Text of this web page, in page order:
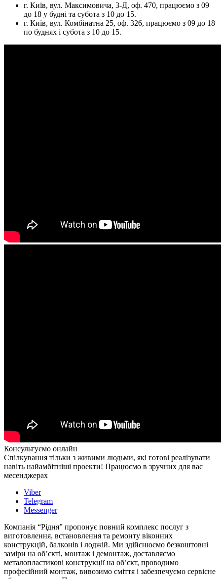
г. Київ, вул. Максимовича, 3-Д, оф. 470, працюємо з 09
до 18 у будні та субота з 10 до 15.
г. Київ, вул. Комбінатна 25, оф. 326, працюємо з 09 до 18
по буднях і субота з 10 до 15.
Консультуємо онлайн
Спілкування тільки з живими людьми, які готові реалізувати
навіть найамбітніші проекти! Працюємо в зручних для вас
месенджерах
Viber
Telegram
Messenger
Компанія “Рідня” пропонує повний комплекс послуг з
виготовлення, встановлення та ремонту віконних
конструкцій, балконів і лоджій. Ми здійснюємо безкоштовні
заміри на об’єкті, монтаж і демонтаж, доставляємо
металопластикові конструкції на об’єкт, проводимо
професійний монтаж, вивозимо сміття і забезпечуємо сервісне